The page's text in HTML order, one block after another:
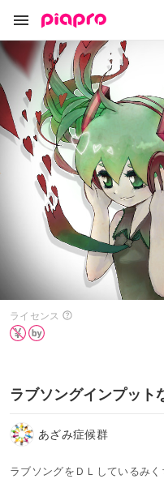
ライセンス
ラブソングインプット
あざみ症候群
ラブソングをＤＬしているみく